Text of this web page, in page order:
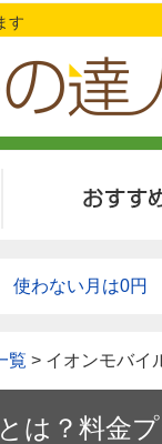
す
覧 > イオンモバイ
は？料金
使わない月は0円